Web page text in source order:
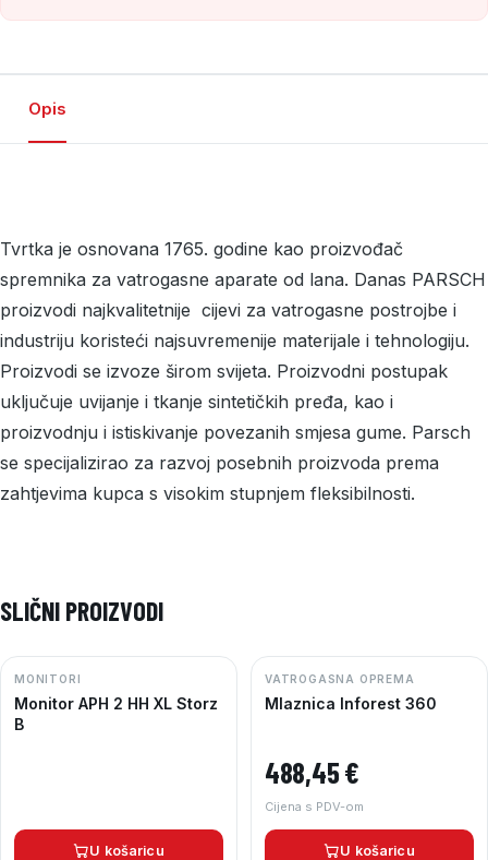
Opis
Tvrtka je osnovana 1765. godine kao proizvođač
spremnika za vatrogasne aparate od lana. Danas PARSCH
proizvodi najkvalitetnije cijevi za vatrogasne postrojbe i
industriju koristeći najsuvremenije materijale i tehnologiju.
Proizvodi se izvoze širom svijeta. Proizvodni postupak
uključuje uvijanje i tkanje sintetičkih pređa, kao i
proizvodnju i istiskivanje povezanih smjesa gume. Parsch
se specijalizirao za razvoj posebnih proizvoda prema
zahtjevima kupca s visokim stupnjem fleksibilnosti.
SLIČNI PROIZVODI
MONITORI
Monitor APH 2 HH XL Storz
B
U košaricu
VATROGASNA OPREMA
Mlaznica Inforest 360
488,45€
Cijena s PDV-om
U košaricu